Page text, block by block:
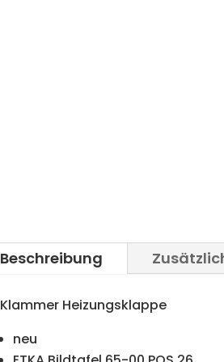
Beschreibung
Klammer Heizungsklappe
neu